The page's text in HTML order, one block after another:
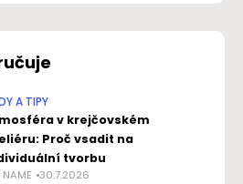
A TIPY
v krejčovském
Proč vsadit na
tvorbu
NAME 30.7.2026